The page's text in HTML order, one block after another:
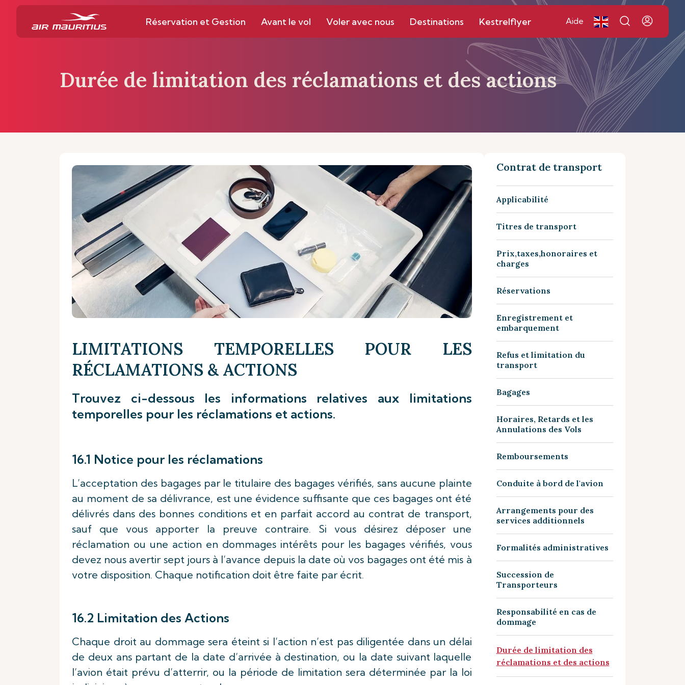
Réservation et Gestion Avant le vol Voler avec nous Destinations Kestrelflyer Aide
Durée de limitation des réclamations et des actions
LIMITATIONS TEMPORELLES POUR LES
RÉCLAMATIONS & ACTIONS
Trouvez ci-dessous les informations relatives aux limitations
temporelles pour les réclamations et actions.
16.1 Notice pour les réclamations
L’acceptation des bagages par le titulaire des bagages vérifiés, sans aucune plainte
au moment de sa délivrance, est une évidence suffisante que ces bagages ont été
délivrés dans des bonnes conditions et en parfait accord au contrat de transport,
sauf que vous apporter la preuve contraire. Si vous désirez déposer une
réclamation ou une action en dommages intérêts pour les bagages vérifiés, vous
devez nous avertir sept jours à l’avance depuis la date où vos bagages ont été mis à
votre disposition. Chaque notification doit être faite par écrit.
16.2 Limitation des Actions
Chaque droit au dommage sera éteint si l’action n’est pas diligentée dans un délai
de deux ans partant de la date d’arrivée à destination, ou la date suivant laquelle
l’avion était prévu d’atterrir, ou la période de limitation sera déterminée par la loi
Contrat de transport
Applicabilité
Titres de transport
Prix,taxes,honoraires et
charges
Réservations
Enregistrement et
embarquement
Refus et limitation du
transport
Bagages
Horaires, Retards et les
Annulations des Vols
Remboursements
Conduite à bord de l'avion
Arrangements pour des
services additionnels
Formalités administratives
Succession de
Transporteurs
Responsabilité en cas de
dommage
Durée de limitation des
réclamations et des actions